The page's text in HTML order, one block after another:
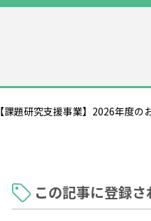
【課題研究支援事業】2026年度
この記事に登録